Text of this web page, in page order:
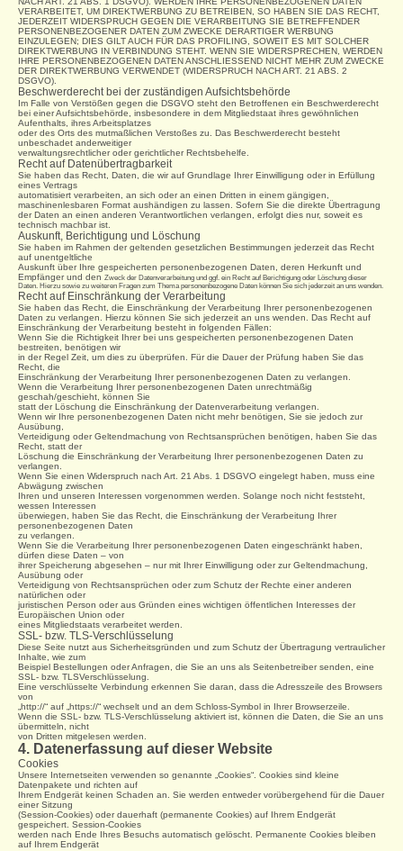
VERARBEITET, UM DIREKTWERBUNG ZU BETREIBEN, SO HABEN SIE DAS RECHT,
JEDERZEIT WIDERSPRUCH GEGEN DIE VERARBEITUNG SIE BETREFFENDER
PERSONENBEZOGENER DATEN ZUM ZWECKE DERARTIGER WERBUNG
EINZULEGEN; DIES GILT AUCH FÜR DAS PROFILING, SOWEIT ES MIT SOLCHER
DIREKTWERBUNG IN VERBINDUNG STEHT. WENN SIE WIDERSPRECHEN, WERDEN
IHRE PERSONENBEZOGENEN DATEN ANSCHLIESSEND NICHT MEHR ZUM ZWECKE
DER DIREKTWERBUNG VERWENDET (WIDERSPRUCH NACH ART. 21 ABS. 2
DSGVO).
Beschwerderecht bei der zuständigen Aufsichtsbehörde
Im Falle von Verstößen gegen die DSGVO steht den Betroffenen ein Beschwerderecht
bei einer Aufsichtsbehörde, insbesondere in dem Mitgliedstaat ihres gewöhnlichen
Aufenthalts, ihres Arbeitsplatzes
oder des Orts des mutmaßlichen Verstoßes zu. Das Beschwerderecht besteht
unbeschadet anderweitiger
verwaltungsrechtlicher oder gerichtlicher Rechtsbehelfe.
Recht auf Datenübertragbarkeit
Sie haben das Recht, Daten, die wir auf Grundlage Ihrer Einwilligung oder in Erfüllung
eines Vertrags
automatisiert verarbeiten, an sich oder an einen Dritten in einem gängigen,
maschinenlesbaren Format aushändigen zu lassen. Sofern Sie die direkte Übertragung
der Daten an einen anderen Verantwortlichen verlangen, erfolgt dies nur, soweit es
technisch machbar ist.
Auskunft, Berichtigung und Löschung
Sie haben im Rahmen der geltenden gesetzlichen Bestimmungen jederzeit das Recht
auf unentgeltliche
Auskunft über Ihre gespeicherten personenbezogenen Daten, deren Herkunft und
Empfänger und den Zweck der Datenverarbeitung und ggf. ein Recht auf Berichtigung oder Löschung dieser
Daten. Hierzu sowie zu weiteren Fragen zum Thema personenbezogene Daten können Sie sich jederzeit an uns wenden.
Recht auf Einschränkung der Verarbeitung
Sie haben das Recht, die Einschränkung der Verarbeitung Ihrer personenbezogenen
Daten zu verlangen. Hierzu können Sie sich jederzeit an uns wenden. Das Recht auf
Einschränkung der Verarbeitung besteht in folgenden Fällen:
Wenn Sie die Richtigkeit Ihrer bei uns gespeicherten personenbezogenen Daten
bestreiten, benötigen wir
in der Regel Zeit, um dies zu überprüfen. Für die Dauer der Prüfung haben Sie das
Recht, die
Einschränkung der Verarbeitung Ihrer personenbezogenen Daten zu verlangen.
Wenn die Verarbeitung Ihrer personenbezogenen Daten unrechtmäßig
geschah/geschieht, können Sie
statt der Löschung die Einschränkung der Datenverarbeitung verlangen.
Wenn wir Ihre personenbezogenen Daten nicht mehr benötigen, Sie sie jedoch zur
Ausübung,
Verteidigung oder Geltendmachung von Rechtsansprüchen benötigen, haben Sie das
Recht, statt der
Löschung die Einschränkung der Verarbeitung Ihrer personenbezogenen Daten zu
verlangen.
Wenn Sie einen Widerspruch nach Art. 21 Abs. 1 DSGVO eingelegt haben, muss eine
Abwägung zwischen
Ihren und unseren Interessen vorgenommen werden. Solange noch nicht feststeht,
wessen Interessen
überwiegen, haben Sie das Recht, die Einschränkung der Verarbeitung Ihrer
personenbezogenen Daten
zu verlangen.
Wenn Sie die Verarbeitung Ihrer personenbezogenen Daten eingeschränkt haben,
dürfen diese Daten – von
ihrer Speicherung abgesehen – nur mit Ihrer Einwilligung oder zur Geltendmachung,
Ausübung oder
Verteidigung von Rechtsansprüchen oder zum Schutz der Rechte einer anderen
natürlichen oder
juristischen Person oder aus Gründen eines wichtigen öffentlichen Interesses der
Europäischen Union oder
eines Mitgliedstaats verarbeitet werden.
SSL- bzw. TLS-Verschlüsselung
Diese Seite nutzt aus Sicherheitsgründen und zum Schutz der Übertragung vertraulicher
Inhalte, wie zum
Beispiel Bestellungen oder Anfragen, die Sie an uns als Seitenbetreiber senden, eine
SSL- bzw. TLSVerschlüsselung.
Eine verschlüsselte Verbindung erkennen Sie daran, dass die Adresszeile des Browsers
von
„http://“ auf „https://“ wechselt und an dem Schloss-Symbol in Ihrer Browserzeile.
Wenn die SSL- bzw. TLS-Verschlüsselung aktiviert ist, können die Daten, die Sie an uns
übermitteln, nicht
von Dritten mitgelesen werden.
4. Datenerfassung auf dieser Website
Cookies
Unsere Internetseiten verwenden so genannte „Cookies“. Cookies sind kleine
Datenpakete und richten auf
Ihrem Endgerät keinen Schaden an. Sie werden entweder vorübergehend für die Dauer
einer Sitzung
(Session-Cookies) oder dauerhaft (permanente Cookies) auf Ihrem Endgerät
gespeichert. Session-Cookies
werden nach Ende Ihres Besuchs automatisch gelöscht. Permanente Cookies bleiben
auf Ihrem Endgerät